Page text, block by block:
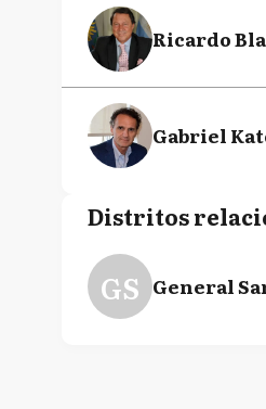
Ricardo
Gabriel
Distritos
GS General